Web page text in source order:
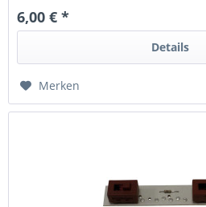
6,00 € *
Details
Merken